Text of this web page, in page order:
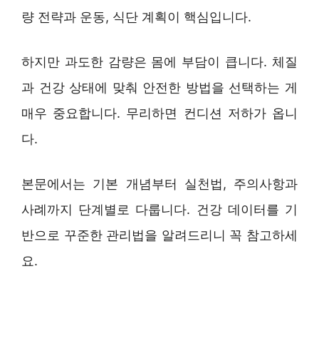
량 전략과 운동, 식단 계획이 핵심입니다.
하지만 과도한 감량은 몸에 부담이 큽니다. 체질
과 건강 상태에 맞춰 안전한 방법을 선택하는 게
매우 중요합니다. 무리하면 컨디션 저하가 옵니
다.
본문에서는 기본 개념부터 실천법, 주의사항과
사례까지 단계별로 다룹니다. 건강 데이터를 기
반으로 꾸준한 관리법을 알려드리니 꼭 참고하세
요.